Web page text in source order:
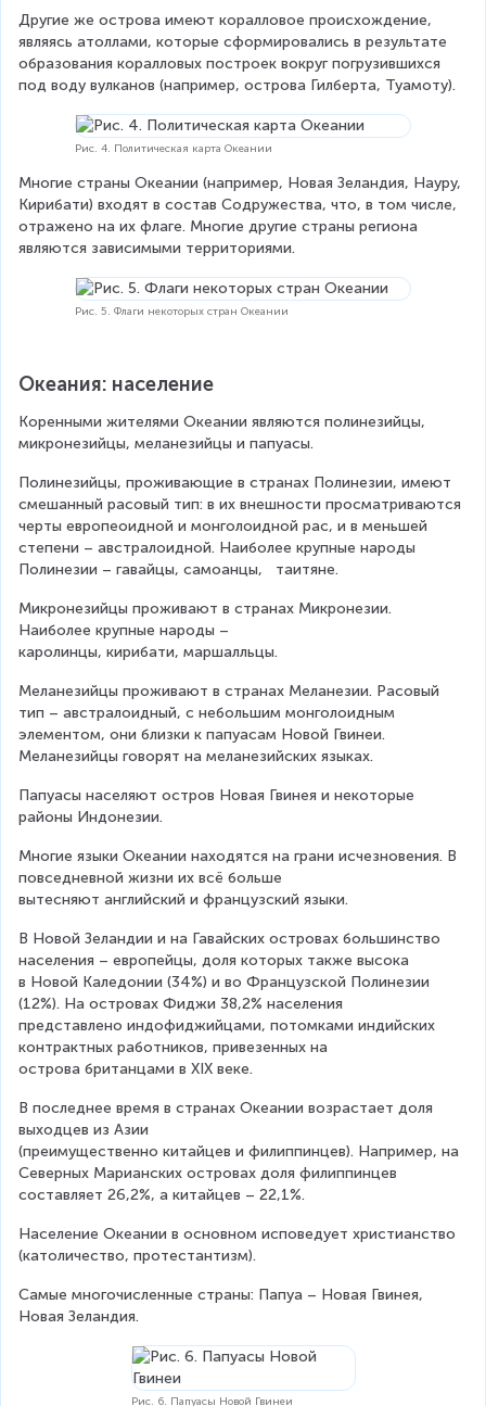
Другие же острова имеют коралловое происхождение,
являясь атоллами, которые сформировались в результате
образования коралловых построек вокруг погрузившихся
под воду вулканов (например, острова Гилберта, Туамоту).
Рис. 4. Политическая карта Океании
Многие страны Океании (например, Новая Зеландия, Науру,
Кирибати) входят в состав Содружества, что, в том числе,
отражено на их флаге. Многие другие страны региона
являются зависимыми территориями.
Рис. 5. Флаги некоторых стран Океании
Океания: население
Коренными жителями Океании являются полинезийцы,
микронезийцы, меланезийцы и папуасы.
Полинезийцы, проживающие в странах Полинезии, имеют
смешанный расовый тип: в их внешности просматриваются
черты европеоидной и монголоидной рас, и в меньшей
степени – австралоидной. Наиболее крупные народы
Полинезии – гавайцы, самоанцы,   таитяне.
Микронезийцы проживают в странах Микронезии.
Наиболее крупные народы –
каролинцы, кирибати, маршалльцы.
Меланезийцы проживают в странах Меланезии. Расовый
тип – австралоидный, с небольшим монголоидным
элементом, они близки к папуасам Новой Гвинеи.
Меланезийцы говорят на меланезийских языках.
Папуасы населяют остров Новая Гвинея и некоторые
районы Индонезии.
Многие языки Океании находятся на грани исчезновения. В
повседневной жизни их всё больше
вытесняют английский и французский языки.
В Новой Зеландии и на Гавайских островах большинство
населения – европейцы, доля которых также высока
в Новой Каледонии (34%) и во Французской Полинезии
(12%). На островах Фиджи 38,2% населения
представлено индофиджийцами, потомками индийских
контрактных работников, привезенных на
острова британцами в XIX веке.
В последнее время в странах Океании возрастает доля
выходцев из Азии
(преимущественно китайцев и филиппинцев). Например, на
Северных Марианских островах доля филиппинцев
составляет 26,2%, а китайцев – 22,1%.
Население Океании в основном исповедует христианство
(католичество, протестантизм).
Самые многочисленные страны: Папуа – Новая Гвинея,
Новая Зеландия.
Рис. 6. Папуасы Новой Гвинеи